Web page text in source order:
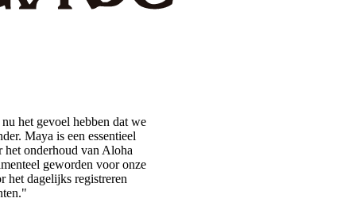
het gevoel hebben dat we
Maya is een essentieel
onderhoud van Aloha
geworden voor onze
het dagelijks registreren